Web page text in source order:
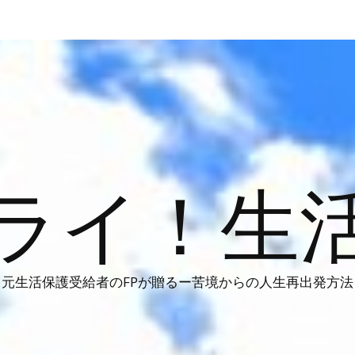
イ！生
元生活保護受給者のFPが贈るー苦境からの人生再出発方法